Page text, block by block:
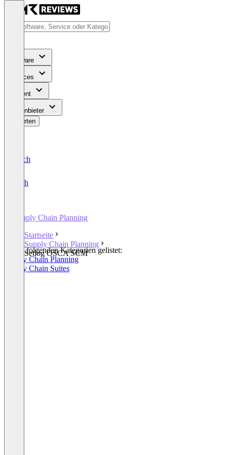
Software
Services
Content
Für Anbieter
Bewerten
Deutsch
English
Supply Chain Planning
Startseite
Supply Chain Planning
Setlog OSCA SCM
In den folgenden Kategorien gelistet:
Supply Chain Planning
Supply Chain Suites